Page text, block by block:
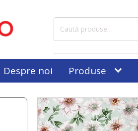
Caută
Despre noi Produse